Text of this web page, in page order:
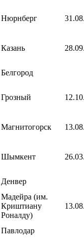
Нюрнберг
Казань
Белгород
Грозный
Магнитогорск
Шымкент
Денвер
Мадейра (им.
Криштиану
Роналду)
Павлодар